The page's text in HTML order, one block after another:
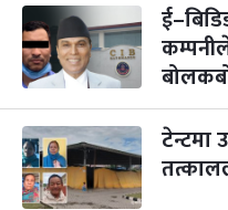
३
मंगल
महानवमी
कार्तिक ३, २०८३-Oct 20,
४
५
बिहि
पापा‌ङ्कुशा एकादशी व्रत
कार्तिक ५, २०८३